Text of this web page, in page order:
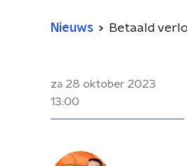
Nieuws Betaald
za 28 oktober 2023
13:00